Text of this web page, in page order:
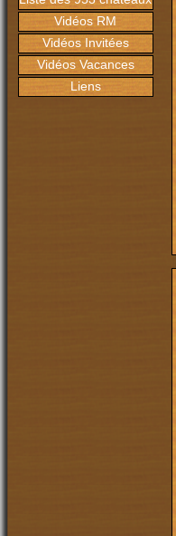
Vidéos RM
Vidéos Invitées
Vidéos Vacances
Liens